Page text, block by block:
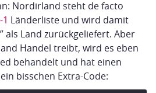
Nordirland steht de facto
Länderliste und wird damit
als Land zurückgeliefert. Aber
Handel treibt, wird es eben
behandelt und hat einen
bisschen Extra-Code: